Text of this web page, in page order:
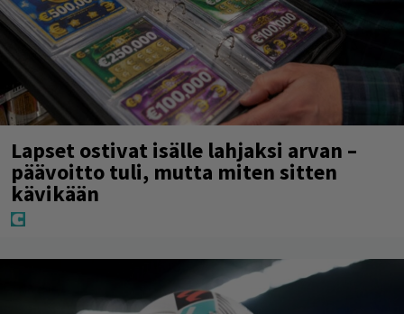
Lapset ostivat isälle lahjaksi arvan –
päävoitto tuli, mutta miten sitten
kävikään